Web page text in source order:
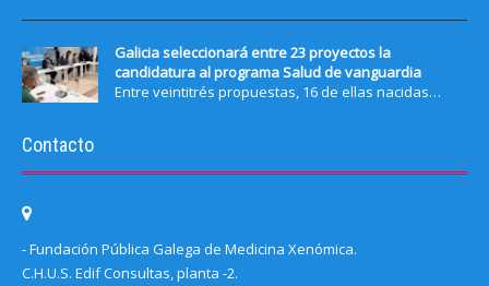
Galicia seleccionará entre 23 proyectos la
candidatura al programa Salud de vanguardia
Entre veintitrés propuestas, 16 de ellas nacidas…
Contacto
- Fundación Pública Galega de Medicina Xenómica.
C.H.U.S. Edif Consultas, planta -2.